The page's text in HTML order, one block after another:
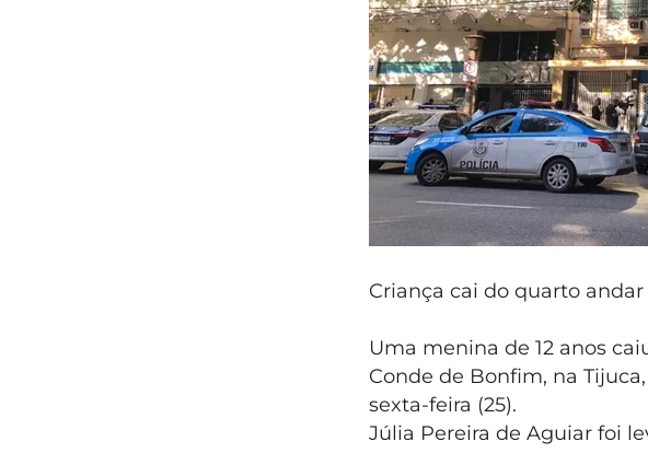
Criança cai do quarto
Uma menina de 12 anos
Conde de Bonfim, na
sexta-feira (25).
Júlia Pereira de Aguiar foi